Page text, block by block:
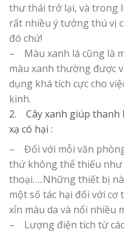
thư thái trở lại, và trong
rất nhiều ý tưởng thú vị
đó chứ!
– Màu xanh lá cũng là
màu xanh thường được
dụng khá tích cực cho
kinh.
2. Cây xanh giúp thanh
xạ có hại :
– Đối với mỗi văn
thứ không thể thiếu như
thoại…..Những thiết bị
một số tác hại đối với
xỉn màu da và nổi nhiều
– Lượng điện tích từ